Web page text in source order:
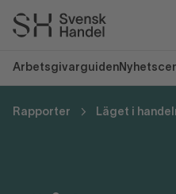
Arbetsgivarguiden
Rapporter Läget i